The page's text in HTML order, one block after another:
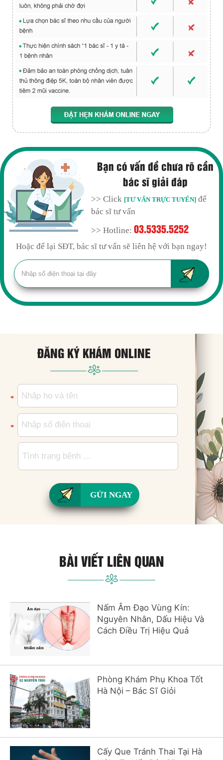
Bạn có vấn đề chưa rõ cần
bác sĩ giải đáp
>> Click [TƯ VẤN TRỰC TUYẾN] để
bác sĩ tư vấn
>> Hotline:03.5335.5252
Hoặc để lại SĐT, bác sĩ tư vấn sẽ liên hệ với bạn ngay!
ĐĂNG KÝ KHÁM ONLINE
*
*
GỬI NGAY
BÀI VIẾT LIÊN QUAN
Nấm Âm Đạo Vùng Kín:
Nguyên Nhân, Dấu Hiệu Và
Cách Điều Trị Hiệu Quả
Phòng Khám Phụ Khoa Tốt
Hà Nội – Bác Sĩ Giỏi
Cấy Que Tránh Thai Tại Hà